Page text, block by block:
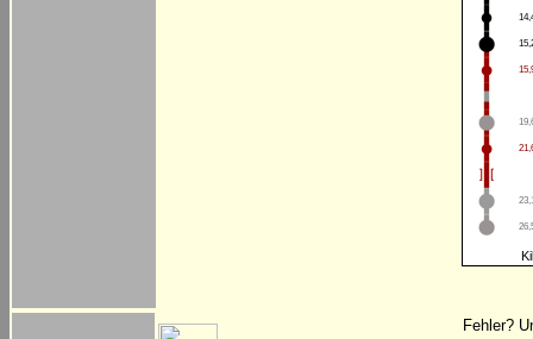
Fehler?